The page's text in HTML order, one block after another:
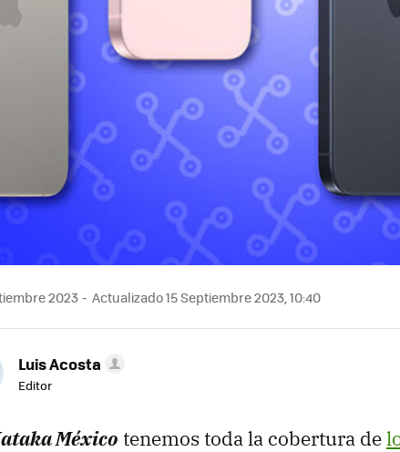
2023 Actualizado 15 Septiembre 2023, 10:40
Luis Acosta
Editor
México tenemos toda la cobertura de